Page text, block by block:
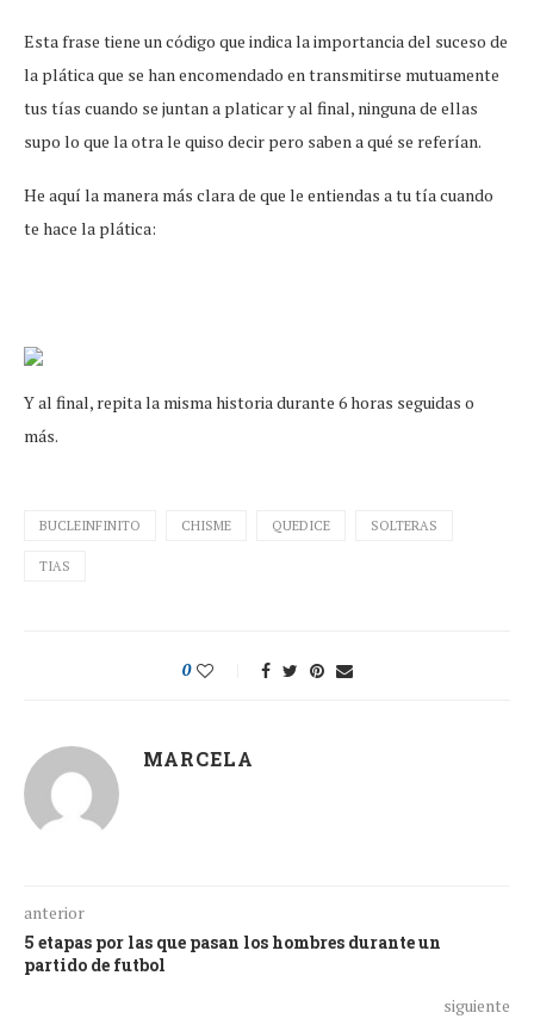
Esta frase tiene un código que indica la importancia del suceso de
la plática que se han encomendado en transmitirse mutuamente
tus tías cuando se juntan a platicar y al final, ninguna de ellas
supo lo que la otra le quiso decir pero saben a qué se referían.
He aquí la manera más clara de que le entiendas a tu tía cuando
te hace la plática:
Y al final, repita la misma historia durante 6 horas seguidas o
más.
BUCLEINFINITO CHISME QUEDICE SOLTERAS
TIAS
0
MARCELA
anterior
5 etapas por las que pasan los hombres durante un
partido de futbol
siguiente